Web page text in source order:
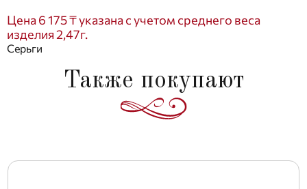
Цена 6 175 ₸ указана с учетом среднего веса
изделия 2,47г.
Серьги
Также покупают